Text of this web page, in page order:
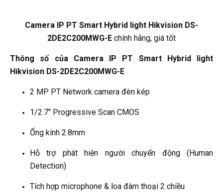
Camera IP PT Smart Hybrid light Hikvision DS-
2DE2C200MWG-E chính hãng, giá tốt
Thông số của Camera IP PT Smart Hybrid light
Hikvision DS-2DE2C200MWG-E
2 MP PT Network camera đèn kép
1/2.7″ Progressive Scan CMOS
Ống kính 2.8mm
Hỗ trợ phát hiện người chuyển động (Human
Detection)
Tích hợp microphone & loa đàm thoại 2 chiều